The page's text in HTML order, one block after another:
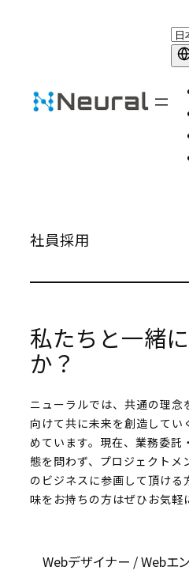
社員採用
私たちと一緒
か？
ニューラルでは、共通の理念
向けて共に未来を創造してい
めています。現在、業務委託
態を問わず、プロジェクトメ
のビジネスに参画して頂ける
味をお持ちの方はぜひお気軽
Webデザイナー / Webエ